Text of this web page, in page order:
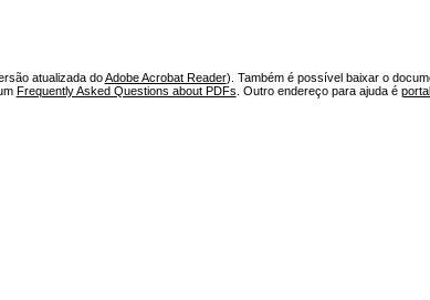
atualizada doAdobe Acrobat Reader). Também é possível baixar o
Frequently Asked Questions about PDFs . Outro endereço para ajuda é